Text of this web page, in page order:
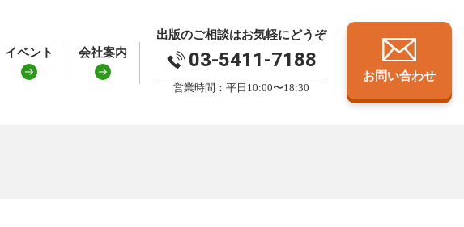
イベント 会社案内
出版のご相談はお気軽にどうぞ
03-5411-7188
営業時間：平日10:00〜18:30
お問い合わせ